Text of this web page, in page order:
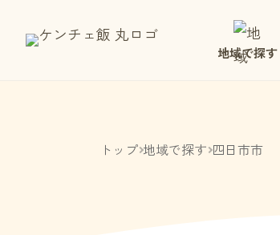
地域で探す
トップ 地域で探す 四日市市